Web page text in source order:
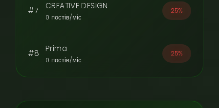
#7 CREATIVE DESIGN
0 постів/міс
25%
#8 Prima
0 постів/міс
25%